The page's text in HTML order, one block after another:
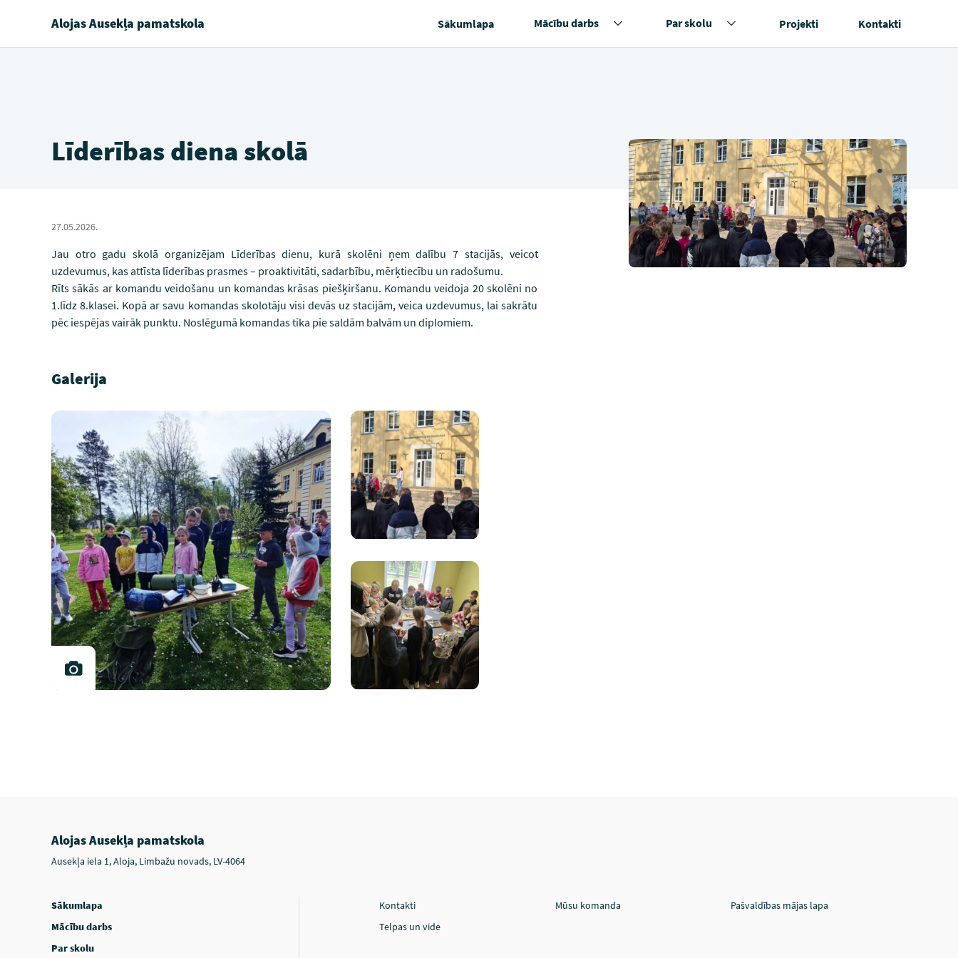
Alojas Ausekļa pamatskola Sākumlapa Mācību darbs Par skolu Projekti Kontakti
Līderības diena skolā
27.05.2026.
Jau otro gadu skolā organizējam Līderības dienu, kurā skolēni ņem dalību 7 stacijās, veicot
uzdevumus, kas attīsta līderības prasmes – proaktivitāti, sadarbību, mērķtiecību un radošumu.
Rīts sākās ar komandu veidošanu un komandas krāsas piešķiršanu. Komandu veidoja 20 skolēni no
1.līdz 8.klasei. Kopā ar savu komandas skolotāju visi devās uz stacijām, veica uzdevumus, lai sakrātu
pēc iespējas vairāk punktu. Noslēgumā komandas tika pie saldām balvām un diplomiem.
Galerija
Alojas Ausekļa pamatskola
Ausekļa iela 1, Aloja, Limbažu novads, LV-4064
Sākumlapa
Mācību darbs
Par skolu
Kontakti Mūsu komanda
Pašvaldības mājas lapa
Telpas un vide